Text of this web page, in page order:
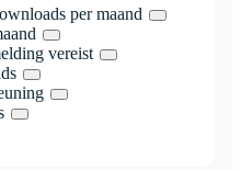
per maand
vereist